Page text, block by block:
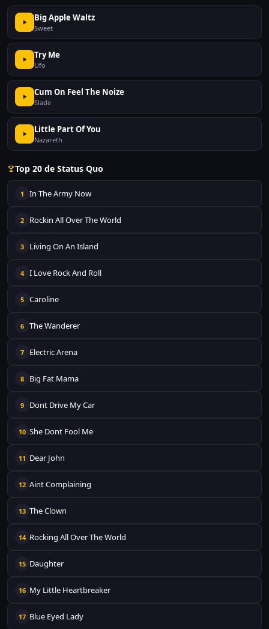
Big Apple Waltz
Sweet
Try Me
Ufo
Cum On Feel The Noize
Slade
Little Part Of You
Nazareth
Top 20 de Status Quo
1 In The Army Now
2 Rockin All Over The World
3 Living On An Island
4 I Love Rock And Roll
5 Caroline
6 The Wanderer
7 Electric Arena
8 Big Fat Mama
9 Dont Drive My Car
10 She Dont Fool Me
11 Dear John
12 Aint Complaining
13 The Clown
14 Rocking All Over The World
15 Daughter
16 My Little Heartbreaker
17 Blue Eyed Lady